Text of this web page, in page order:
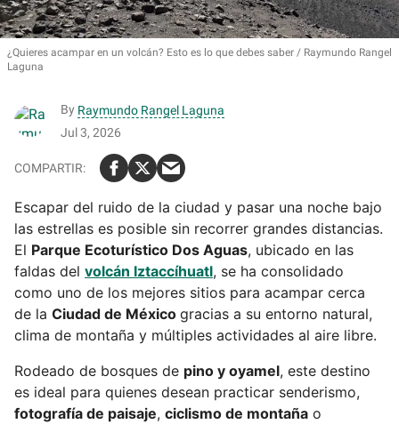
¿Quieres acampar en un volcán? Esto es lo que debes saber
Raymundo Rangel
Laguna
By Raymundo Rangel Laguna
Jul 3, 2026
Escapar del ruido de la ciudad y pasar una noche bajo
las estrellas es posible sin recorrer grandes distancias.
El Parque Ecoturístico Dos Aguas, ubicado en las
faldas del volcán Iztaccíhuatl, se ha consolidado
como uno de los mejores sitios para acampar cerca
de la Ciudad de México gracias a su entorno natural,
clima de montaña y múltiples actividades al aire libre.
Rodeado de bosques de pino y oyamel, este destino
es ideal para quienes desean practicar senderismo,
fotografía de paisaje, ciclismo de montaña o